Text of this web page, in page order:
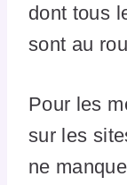
dont tous
sont au
Pour les
sur les
ne